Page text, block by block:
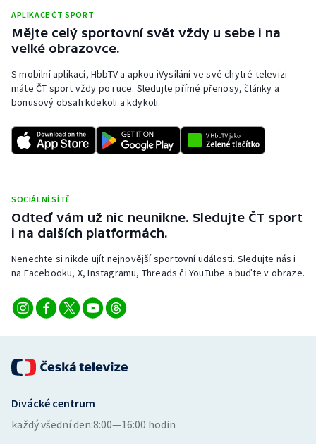
APLIKACE ČT SPORT
Mějte celý sportovní svět vždy u sebe i na
velké obrazovce.
S mobilní aplikací, HbbTV a apkou iVysílání ve své chytré televizi
máte ČT sport vždy po ruce. Sledujte přímé přenosy, články a
bonusový obsah kdekoli a kdykoli.
SOCIÁLNÍ SÍTĚ
Odteď vám už nic neunikne. Sledujte ČT sport
i na dalších platformách.
Nenechte si nikde ujít nejnovější sportovní události. Sledujte nás i
na Facebooku, X, Instagramu, Threads či YouTube a buďte v obraze.
Divácké centrum
každý všední den:8:00—16:00 hodin